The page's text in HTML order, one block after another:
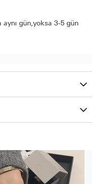
aynı gün,yoksa 3-5 gün